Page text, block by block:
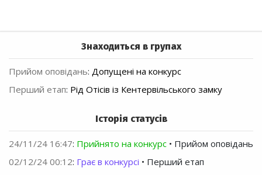
Знаходиться в групах
Прийом оповідань: Допущені на конкурс
Перший етап: Рід Отісів із Кентервільського замку
Історія статусів
24/11/24 16:47: Прийнято на конкурс • Прийом оповідань
02/12/24 00:12: Грає в конкурсі • Перший етап